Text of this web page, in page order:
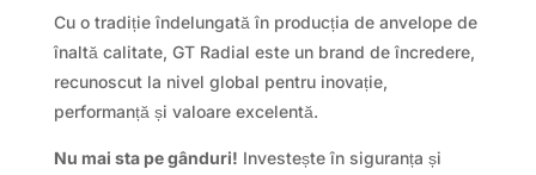
Cu o tradiție îndelungată în producția de anvelope de
înaltă calitate, GT Radial este un brand de încredere,
recunoscut la nivel global pentru inovație,
performanță și valoare excelentă.
Nu mai sta pe gânduri! Investește în siguranța și